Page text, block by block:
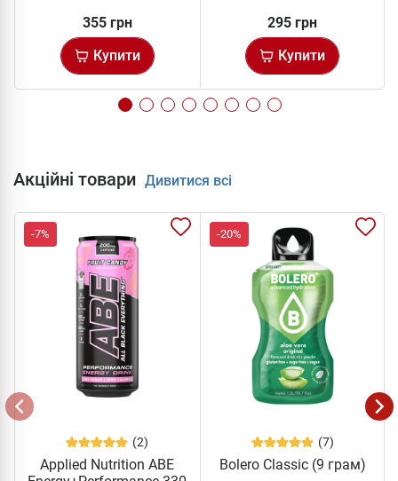
355 грн
Купити
295 грн
Купити
Акційні товари Дивитися всі
-7%
(2)
Applied Nutrition ABE
-20%
(7)
Bolero Classic (9 грам)